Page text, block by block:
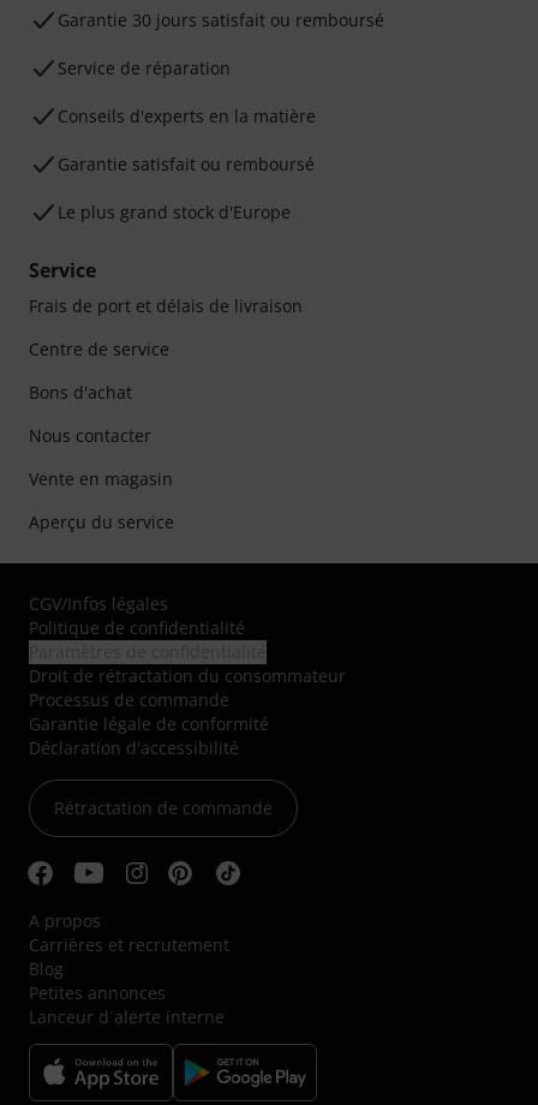
Garantie 30 jours satisfait ou remboursé
Service de réparation
Conseils d'experts en la matière
Garantie satisfait ou remboursé
Le plus grand stock d'Europe
Service
Frais de port et délais de livraison
Centre de service
Bons d'achat
Nous contacter
Vente en magasin
Aperçu du service
CGV/Infos légales
Politique de confidentialité
Droit de rétractation du consommateur
Processus de commande
Garantie légale de conformité
Déclaration d'accessibilité
Rétractation de commande
A propos
Carrières et recrutement
Blog
Petites annonces
Lanceur d´alerte interne